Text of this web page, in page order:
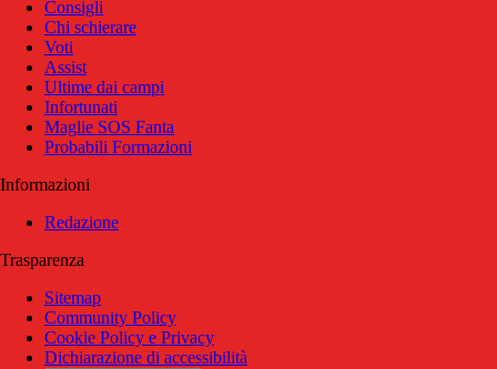
Consigli
Chi schierare
Voti
Assist
Ultime dai campi
Infortunati
Maglie SOS Fanta
Probabili Formazioni
Informazioni
Redazione
Trasparenza
Sitemap
Community Policy
Cookie Policy e Privacy
Dichiarazione di accessibilità